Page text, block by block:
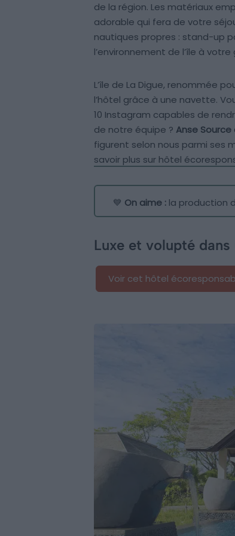
de la région. Les matériaux
adorable qui fera de votre
nautiques propres : stand-up
l’environnement de l’île à votre
L’île de La Digue, renommée
l’hôtel grâce à une navette.
10 Instagram capables de
de notre équipe ? Anse Source
figurent selon nous parmi ses
savoir plus sur hôtel
💙 On aime : la production
Luxe et volupté
Voir cet hôtel